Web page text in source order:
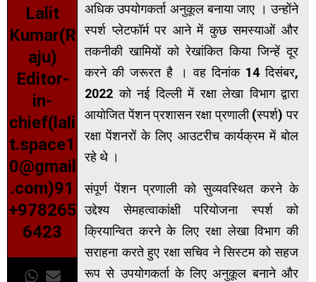
Lalit
Kumar(R
aju)
Editor-
in-
chief(lali
t.space1
0@gmail
.com)91
+978265
6423
अधिक उपयोगकर्ता अनुकूल बनाया जाए । उन्होंने
स्पर्श प्लेटफॉर्म पर आने में कुछ समस्याओं और
तकनीकी खामियों को रेखांकित किया जिन्हें दूर
करने की जरूरत है । वह दिनांक 14 दिसंबर,
2022 को नई दिल्ली में रक्षा लेखा विभाग द्वारा
आयोजित पेंशन प्रशासन रक्षा प्रणाली (स्पर्श) पर
रक्षा पेंशनरों के लिए आउटरीच कार्यक्रम में बोल
रहे थे ।
संपूर्ण पेंशन प्रणाली को सुव्यवस्थित करने के
उद्देश्य सेमहत्वाकांक्षी परियोजना स्पर्श को
क्रियान्वित करने के लिए रक्षा लेखा विभाग की
सराहना करते हुए रक्षा सचिव ने सिस्टम को सहज
रूप से उपयोगकर्ता के लिए अनुकूल बनाने और